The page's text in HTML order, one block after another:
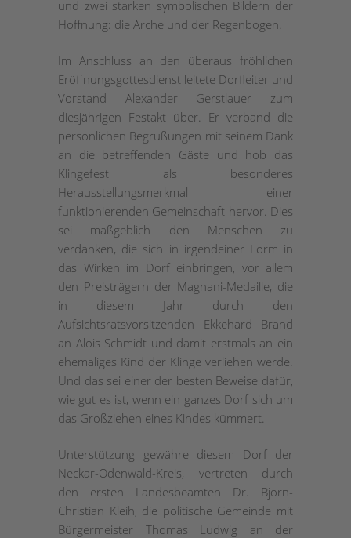
und zwei starken symbolischen Bildern der
Hoffnung: die Arche und der Regenbogen.
Im Anschluss an den überaus fröhlichen
Eröffnungsgottesdienst leitete Dorfleiter und
Vorstand Alexander Gerstlauer zum
diesjährigen Festakt über. Er verband die
persönlichen Begrüßungen mit seinem Dank
an die betreffenden Gäste und hob das
Klingefest als besonderes
Herausstellungsmerkmal einer
funktionierenden Gemeinschaft hervor. Dies
sei maßgeblich den Menschen zu
verdanken, die sich in irgendeiner Form in
das Wirken im Dorf einbringen, vor allem
den Preisträgern der Magnani-Medaille, die
in diesem Jahr durch den
Aufsichtsratsvorsitzenden Ekkehard Brand
an Alois Schmidt und damit erstmals an ein
ehemaliges Kind der Klinge verliehen werde.
Und das sei einer der besten Beweise dafür,
wie gut es ist, wenn ein ganzes Dorf sich um
das Großziehen eines Kindes kümmert.
Unterstützung gewähre diesem Dorf der
Neckar-Odenwald-Kreis, vertreten durch
den ersten Landesbeamten Dr. Björn-
Christian Kleih, die politische Gemeinde mit
Bürgermeister Thomas Ludwig an der